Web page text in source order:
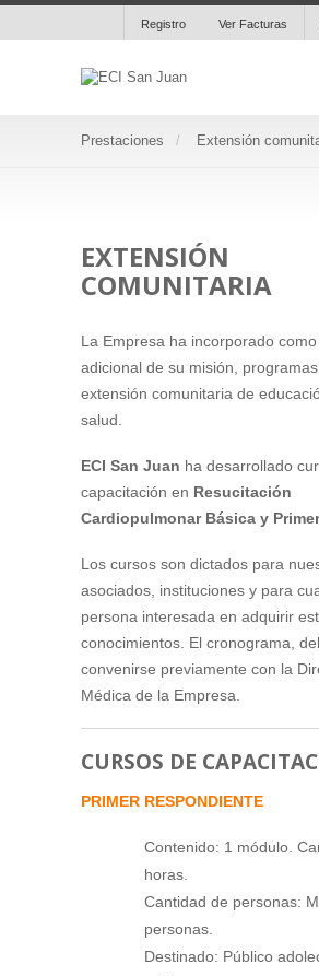
Registro Ver Facturas
Prestaciones Extensión
EXTENSIÓN
COMUNITARIA
La Empresa ha incorporado
adicional de su misión,
extensión comunitaria de
salud.
ECI San Juan ha desarrollado
capacitación en Resucitación
Cardiopulmonar Básica y
Los cursos son dictados para
asociados, instituciones y para
persona interesada en adquirir
conocimientos. El cronograma,
convenirse previamente con la
Médica de la Empresa.
CURSOS DE
PRIMER RESPONDIENTE
Contenido: 1 módulo.
horas.
Cantidad de personas:
personas.
Destinado: Público